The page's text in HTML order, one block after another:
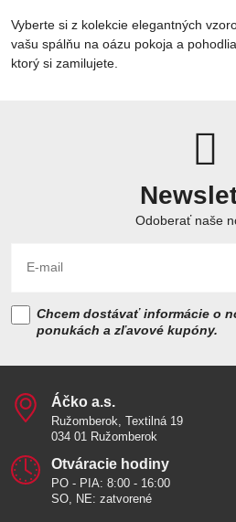
Vyberte si z kolekcie elegantných
vašu spálňu na oázu pokoja a
ktorý si zamilujete.
Odoberať naše
Chcem dostávať informácie o
ponukách a zľavové kupóny.
Áčko a​.s​.
Ružomberok, Textilná 19
034 01 Ružomberok
Otváracie hodiny
PO - PIA: 8:00 - 16:00
SO, NE: zatvorené